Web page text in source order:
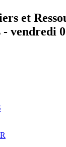
et
- vendredi